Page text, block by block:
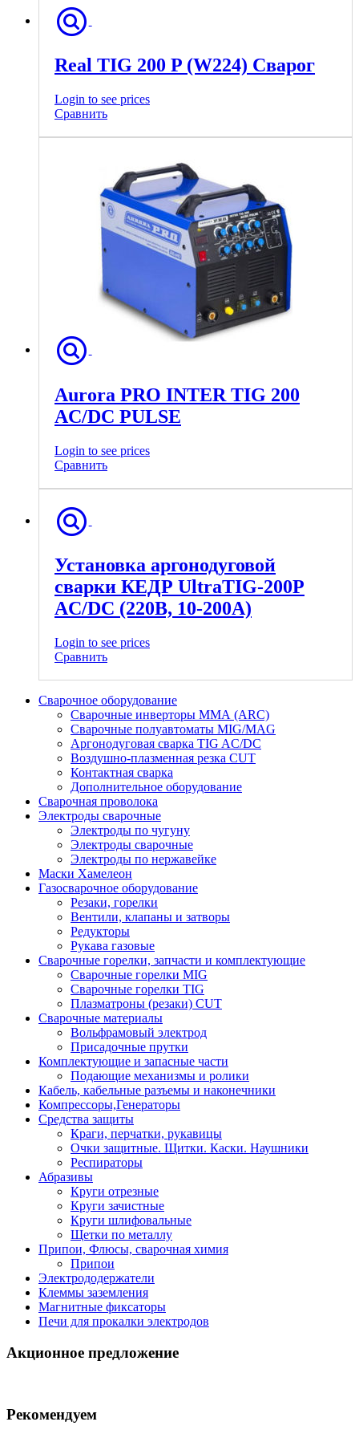
Real TIG 200 P (W224) Сварог
Login to see prices
Сравнить
Aurora PRO INTER TIG 200
AC/DC PULSE
Login to see prices
Сравнить
Установка аргонодуговой
сварки КЕДР UltraTIG-200P
AC/DC (220В, 10-200А)
Login to see prices
Сравнить
Сварочное оборудование
Сварочные инверторы ММА (ARC)
Сварочные полуавтоматы MIG/MAG
Аргонодуговая сварка TIG AC/DC
Воздушно-плазменная резка CUT
Контактная сварка
Дополнительное оборудование
Сварочная проволока
Электроды сварочные
Электроды по чугуну
Электроды сварочные
Электроды по нержавейке
Маски Хамелеон
Газосварочное оборудование
Резаки, горелки
Вентили, клапаны и затворы
Редукторы
Рукава газовые
Сварочные горелки, запчасти и комплектующие
Сварочные горелки MIG
Сварочные горелки TIG
Плазматроны (резаки) CUT
Сварочные материалы
Вольфрамовый электрод
Присадочные прутки
Комплектующие и запасные части
Подающие механизмы и ролики
Кабель, кабельные разъемы и наконечники
Компрессоры,Генераторы
Средства защиты
Краги, перчатки, рукавицы
Очки защитные. Щитки. Каски. Наушники
Респираторы
Абразивы
Круги отрезные
Круги зачистные
Круги шлифовальные
Щетки по металлу
Припои, Флюсы, сварочная химия
Припои
Электрододержатели
Клеммы заземления
Магнитные фиксаторы
Печи для прокалки электродов
Акционное предложение
Рекомендуем